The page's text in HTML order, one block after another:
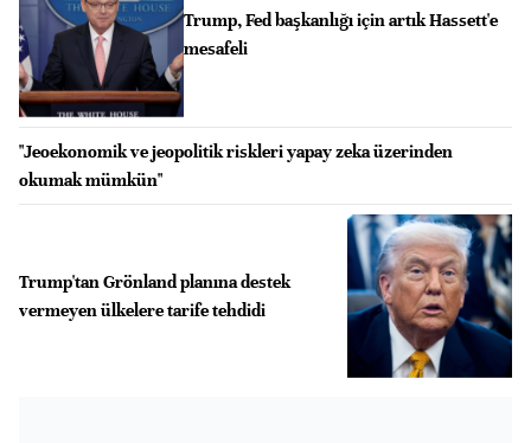
Trump, Fed başkanlığı için artık Hassett'e
mesafeli
"Jeoekonomik ve jeopolitik riskleri yapay zeka üzerinden
okumak mümkün"
Trump'tan Grönland planına destek
vermeyen ülkelere tarife tehdidi